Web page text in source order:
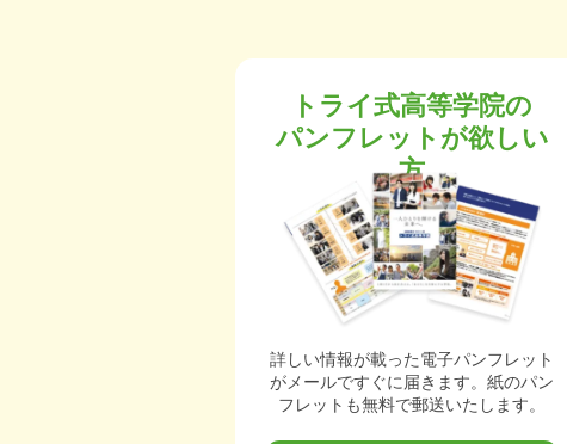
トライ式高等学院の
パンフレットが欲しい
方
詳しい情報が載った電子パンフレット
がメールですぐに届きます。紙のパン
フレットも無料で郵送いたします。